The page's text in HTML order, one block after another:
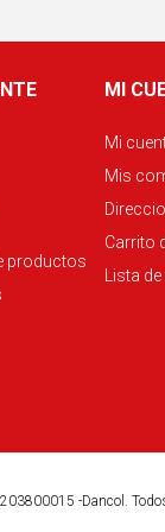
productos
MI
Mi
Mis
Carrito
Lista
-Dancol.